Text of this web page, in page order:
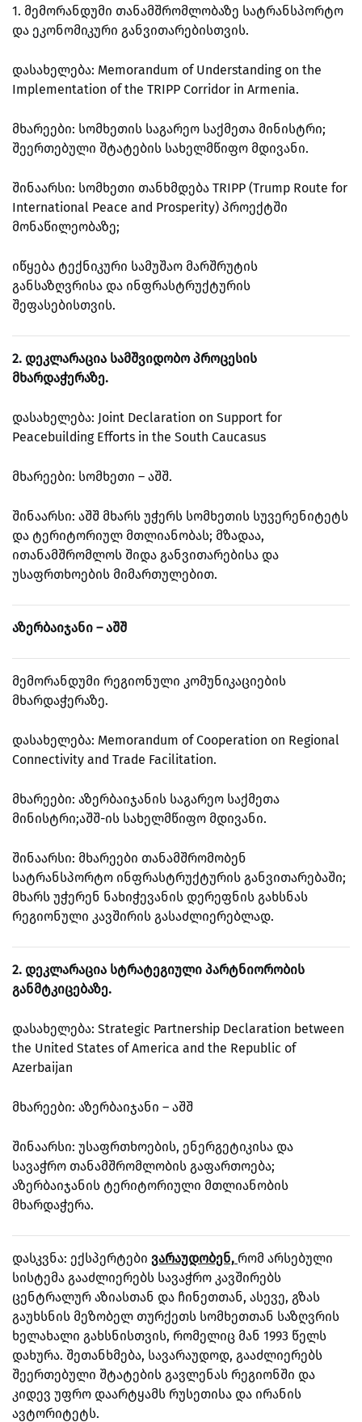
1. მემორანდუმი თანამშრომლობაზე სატრანსპორტო
და ეკონომიკური განვითარებისთვის.
დასახელება: Memorandum of Understanding on the
Implementation of the TRIPP Corridor in Armenia.
მხარეები: სომხეთის საგარეო საქმეთა მინისტრი;
შეერთებული შტატების სახელმწიფო მდივანი.
შინაარსი: სომხეთი თანხმდება TRIPP (Trump Route for
International Peace and Prosperity) პროექტში
მონაწილეობაზე;
იწყება ტექნიკური სამუშაო მარშრუტის
განსაზღვრისა და ინფრასტრუქტურის
შეფასებისთვის.
2. დეკლარაცია სამშვიდობო პროცესის
მხარდაჭერაზე.
დასახელება: Joint Declaration on Support for
Peacebuilding Efforts in the South Caucasus
მხარეები: სომხეთი – აშშ.
შინაარსი: აშშ მხარს უჭერს სომხეთის სუვერენიტეტს
და ტერიტორიულ მთლიანობას; მზადაა,
ითანამშრომლოს შიდა განვითარებისა და
უსაფრთხოების მიმართულებით.
აზერბაიჯანი – აშშ
მემორანდუმი რეგიონული კომუნიკაციების
მხარდაჭერაზე.
დასახელება: Memorandum of Cooperation on Regional
Connectivity and Trade Facilitation.
მხარეები: აზერბაიჯანის საგარეო საქმეთა
მინისტრი;აშშ-ის სახელმწიფო მდივანი.
შინაარსი: მხარეები თანამშრომობენ
სატრანსპორტო ინფრასტრუქტურის განვითარებაში;
მხარს უჭერენ ნახიჭევანის დერეფნის გახსნას
რეგიონული კავშირის გასაძლიერებლად.
2. დეკლარაცია სტრატეგიული პარტნიორობის
განმტკიცებაზე.
დასახელება: Strategic Partnership Declaration between
the United States of America and the Republic of
Azerbaijan
მხარეები: აზერბაიჯანი – აშშ
შინაარსი: უსაფრთხოების, ენერგეტიკისა და
სავაჭრო თანამშრომლობის გაფართოება;
აზერბაიჯანის ტერიტორიული მთლიანობის
მხარდაჭერა.
დასკვნა: ექსპერტები ვარაუდობენ, რომ არსებული
სისტემა გააძლიერებს სავაჭრო კავშირებს
ცენტრალურ აზიასთან და ჩინეთთან, ასევე, გზას
გაუხსნის მეზობელ თურქეთს სომხეთთან საზღვრის
ხელახალი გახსნისთვის, რომელიც მან 1993 წელს
დახურა. შეთანხმება, სავარაუდოდ, გააძლიერებს
შეერთებული შტატების გავლენას რეგიონში და
კიდევ უფრო დაარტყამს რუსეთისა და ირანის
ავტორიტეტს.